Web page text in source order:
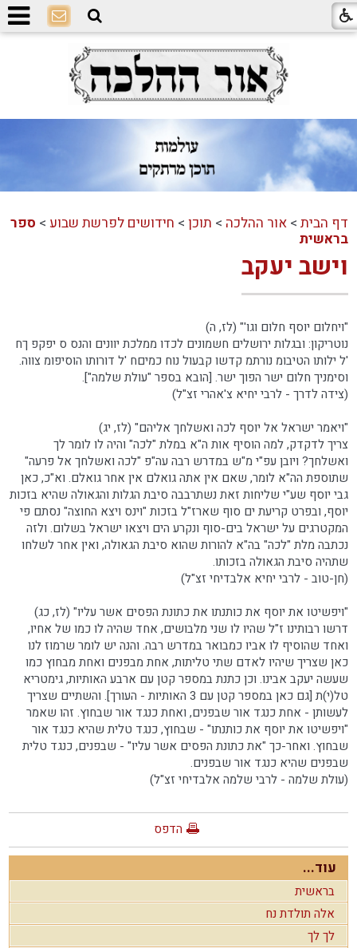
דף הבית >אור ההלכה > תוכן > חידושים לפרשת שבוע > ספר
בראשית
וישב יעקב
"ויחלום יוסף חלום וגו'" (לז, ה)
נוטריקון: ובגלות ירושלים חשמונים לכדו ממלכת יוונים והנס ס יפקפ ךח
'ל ילותו הטיבומ נורתמ קדשו קבעול נוח כמיםח 'ל דורותו הוסיפומ צווה.
וסימניך חלום ישר הפוך ישר. [הובא בספר "עולת שלמה"].
(צידה לדרך - לרבי יחיא צ'אהרי זצ"ל)
"ויאמר ישראל אל יוסף לכה ואשלחך אליהם" (לז, יג)
צריך לדקדק, למה הוסיף אות ה"א במלת "לכה" והיה לו לומר לך
ואשלחך? ויובן עפ"י מ"ש במדרש רבה עה"פ "לכה ואשלחך אל פרעה"
שתוספת הה"א לומר, שאם אין אתה גואלם אין אחר גואלם. וא"כ, כאן
גבי יוסף שע"י שליחות זאת נשתרבבה סיבת הגלות והגאולה שהיא בזכות
יוסף, ובפרט קריעת ים סוף שארז"ל בזכות "וינס ויצא החוצה" נסתם פי
המקטרגים על ישראל בים-סוף ונקרע הים ויצאו ישראל בשלום. ולזה
נכתבה מלת "לכה" בה"א להורות שהוא סיבת הגאולה, ואין אחר לשלחו
שתהיה סיבת הגאולה בזכותו.
(חן-טוב - לרבי יחיא אלבדיחי זצ"ל)
"ויפשיטו את יוסף את כותנתו את כתונת הפסים אשר עליו" (לז, כג)
דרשו רבותינו ז"ל שהיו לו שני מלבושים, אחד שהיה לו כמו של אחיו,
ואחד שהוסיף לו אביו כמבואר במדרש רבה. והנה יש לומר שרמוז לנו
כאן שצריך שיהיו לאדם שתי טליתות, אחת מבפנים ואחת מבחוץ כמו
שעשה יעקב אבינו. וכן כתנת במספר קטן עם ארבע האותיות, גימטריא
טל(י)ת [גם כאן במספר קטן עם 3 האותיות - העורך]. והשתיים שצריך
לעשותן - אחת כנגד אור שבפנים, ואחת כנגד אור שבחוץ. זהו שאמר
"ויפשיטו את יוסף את כותנתו" - שבחוץ, כנגד טלית שהיא כנגד אור
שבחוץ. ואחר-כך "את כתונת הפסים אשר עליו" - שבפנים, כנגד טלית
שבפנים שהיא כנגד אור שבפנים.
(עולת שלמה - לרבי שלמה אלבדיחי זצ"ל)
הדפס
עוד...
בראשית
אלה תולדת נח
לך לך